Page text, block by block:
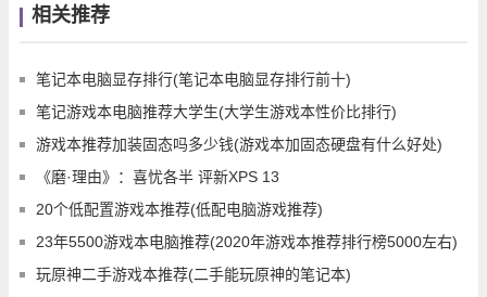
相关推荐
笔记本电脑显存排行(笔记本电脑显存排行前十)
笔记游戏本电脑推荐大学生(大学生游戏本性价比排行)
游戏本推荐加装固态吗多少钱(游戏本加固态硬盘有什么好处)
《磨·理由》：喜忧各半 评新XPS 13
20个低配置游戏本推荐(低配电脑游戏推荐)
23年5500游戏本电脑推荐(2020年游戏本推荐排行榜5000左右)
玩原神二手游戏本推荐(二手能玩原神的笔记本)